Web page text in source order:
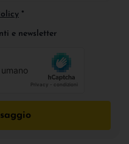
*
e newsletter